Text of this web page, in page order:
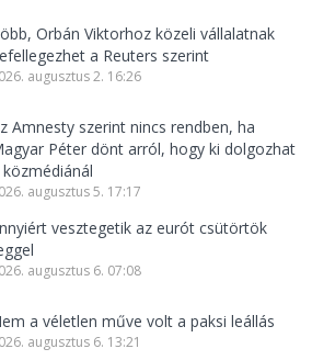
Orbán Viktorhoz közeli vállalatnak
a Reuters szerint
augusztus 2. 16:26
Amnesty szerint nincs rendben, ha
Péter dönt arról, hogy ki dolgozhat
közmédiánál
augusztus 5. 17:17
vesztegetik az eurót csütörtök
augusztus 6. 07:08
a véletlen műve volt a paksi leállás
augusztus 6. 13:21